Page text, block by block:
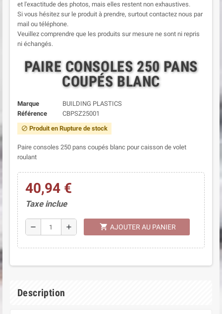
et l'exactitude des photos, mais elles restent non exhaustives.
Si vous hésitez sur le produit à prendre, surtout contactez nous par
mail ou téléphone.
Veuillez comprendre que les produits sur mesure ne sont ni repris
ni échangés.
PAIRE CONSOLES 250 PANS
COUPÉS BLANC
Marque
BUILDING PLASTICS
Référence
CBPSZ25001
block Produit en Rupture de stock
Paire consoles 250 pans coupés blanc pour caisson de volet
roulant
40,94 €
Taxe inclue
remove add shopping_cart AJOUTER AU PANIER
Description